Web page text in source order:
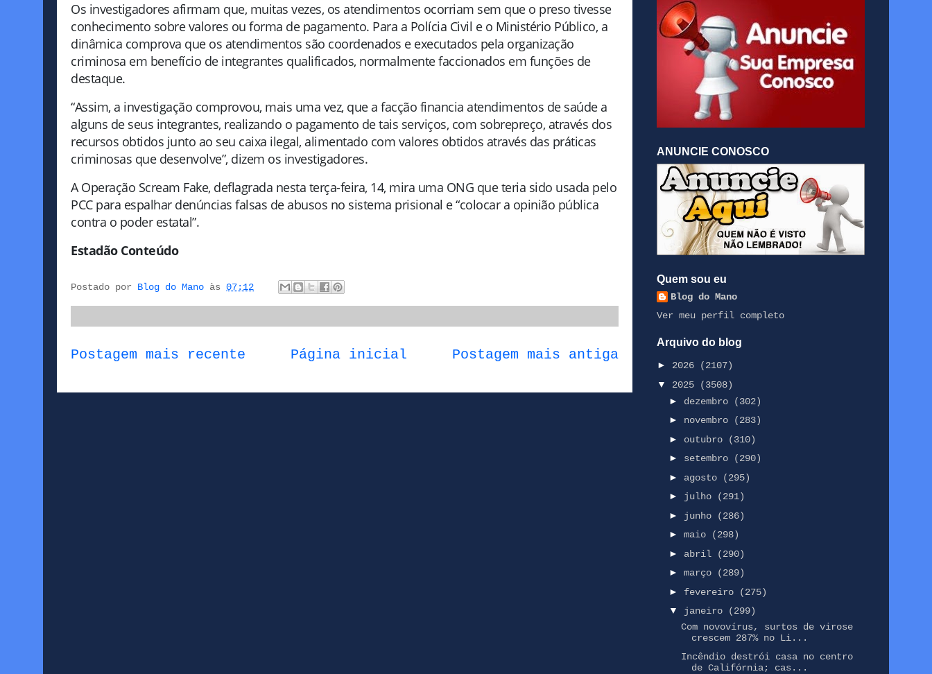
Os investigadores afirmam que, muitas vezes, os atendimentos ocorriam sem que o preso tivesse
conhecimento sobre valores ou forma de pagamento. Para a Polícia Civil e o Ministério Público, a
dinâmica comprova que os atendimentos são coordenados e executados pela organização
criminosa em benefício de integrantes qualificados, normalmente faccionados em funções de
destaque.
“Assim, a investigação comprovou, mais uma vez, que a facção financia atendimentos de saúde a
alguns de seus integrantes, realizando o pagamento de tais serviços, com sobrepreço, através dos
recursos obtidos junto ao seu caixa ilegal, alimentado com valores obtidos através das práticas
criminosas que desenvolve”, dizem os investigadores.
A Operação Scream Fake, deflagrada nesta terça-feira, 14, mira uma ONG que teria sido usada pelo
PCC para espalhar denúncias falsas de abusos no sistema prisional e “colocar a opinião pública
contra o poder estatal”.
Estadão Conteúdo
Postado por Blog do Mano às 07:12
Postagem mais recente Postagem mais antiga
Página inicial
ANUNCIE CONOSCO
Quem sou eu
Blog do Mano
Ver meu perfil completo
Arquivo do blog
► 2026
(2107)
▼ 2025
(3508)
► dezembro
(302)
► novembro
(283)
► outubro
(310)
► setembro
(290)
► agosto
(295)
► julho
(291)
► junho
(286)
► maio
(298)
► abril
(290)
► março
(289)
► fevereiro
(275)
▼ janeiro
(299)
Com novovírus, surtos de virose
crescem 287% no Li...
Incêndio destrói casa no centro
de Califórnia; cas...